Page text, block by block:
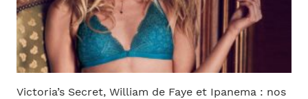
Victoria’s Secret, William de Faye et Ipanema : nos